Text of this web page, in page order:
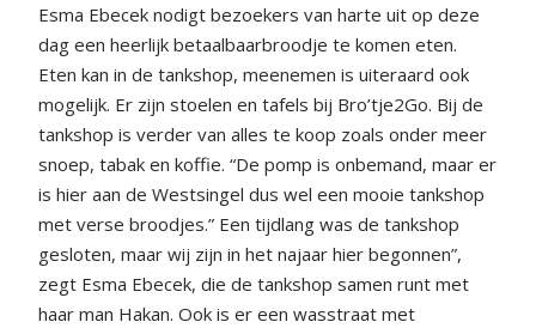
Esma Ebecek nodigt bezoekers van harte uit op deze
dag een heerlijk betaalbaarbroodje te komen eten.
Eten kan in de tankshop, meenemen is uiteraard ook
mogelijk. Er zijn stoelen en tafels bij Bro’tje2Go. Bij de
tankshop is verder van alles te koop zoals onder meer
snoep, tabak en koffie. “De pomp is onbemand, maar er
is hier aan de Westsingel dus wel een mooie tankshop
met verse broodjes.” Een tijdlang was de tankshop
gesloten, maar wij zijn in het najaar hier begonnen”,
zegt Esma Ebecek, die de tankshop samen runt met
haar man Hakan. Ook is er een wasstraat met